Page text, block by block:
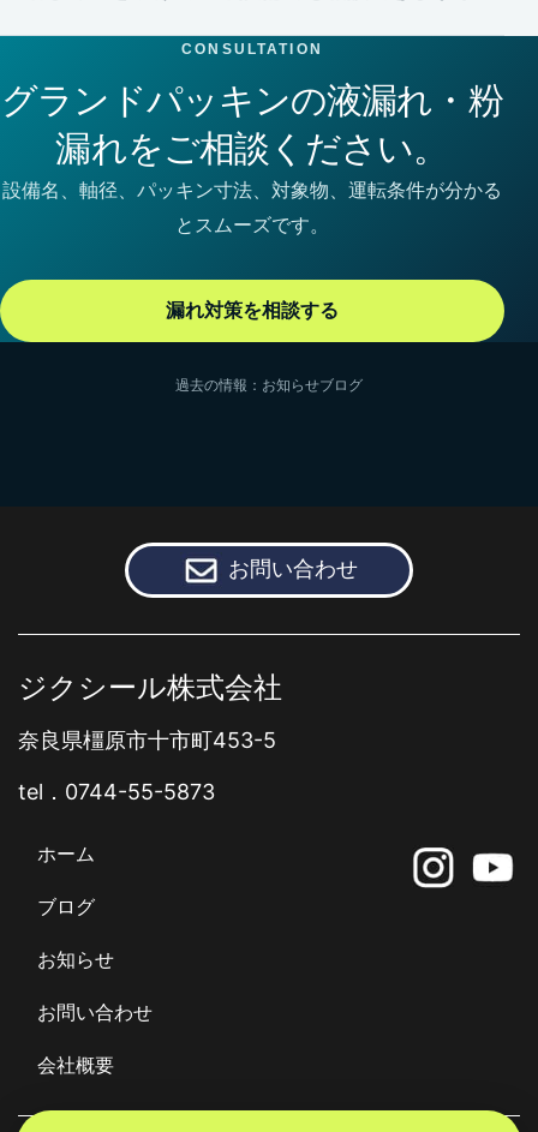
CONSULTATION
グランドパッキンの液漏れ・粉
漏れをご相談ください。
設備名、軸径、パッキン寸法、対象物、運転条件が分かる
とスムーズです。
漏れ対策を相談する
過去の情報： お知らせブログ
お問い合わせ
ジクシール株式会社
奈良県橿原市十市町453-5
tel． 0744-55-5873
ホーム
ブログ
お知らせ
お問い合わせ
会社概要